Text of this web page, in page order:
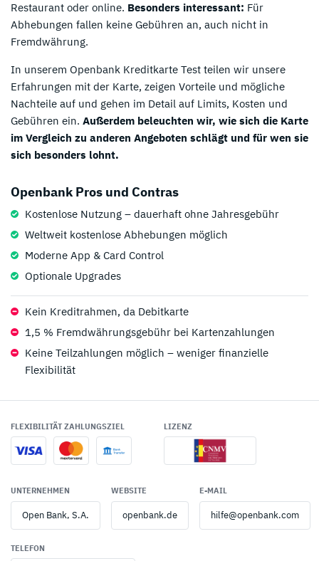
Restaurant oder online. Besonders interessant: Für
Abhebungen fallen keine Gebühren an, auch nicht in
Fremdwährung.
In unserem Openbank Kreditkarte Test teilen wir unsere
Erfahrungen mit der Karte, zeigen Vorteile und mögliche
Nachteile auf und gehen im Detail auf Limits, Kosten und
Gebühren ein. Außerdem beleuchten wir, wie sich die Karte
im Vergleich zu anderen Angeboten schlägt und für wen sie
sich besonders lohnt.
Openbank Pros und Contras
Kostenlose Nutzung – dauerhaft ohne Jahresgebühr
Weltweit kostenlose Abhebungen möglich
Moderne App & Card Control
Optionale Upgrades
Kein Kreditrahmen, da Debitkarte
1,5 % Fremdwährungsgebühr bei Kartenzahlungen
Keine Teilzahlungen möglich – weniger finanzielle
Flexibilität
FLEXIBILITÄT ZAHLUNGSZIEL LIZENZ
UNTERNEHMEN
Open Bank, S.A.
WEBSITE
openbank.de
E-MAIL
hilfe@openbank.com
TELEFON